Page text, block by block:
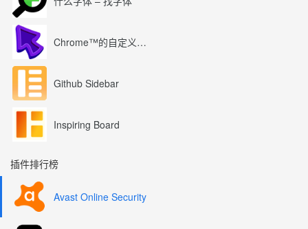
Chrome™的自定义光标
Github Sidebar
Inspiring Board
插件排行榜
Avast Online Security